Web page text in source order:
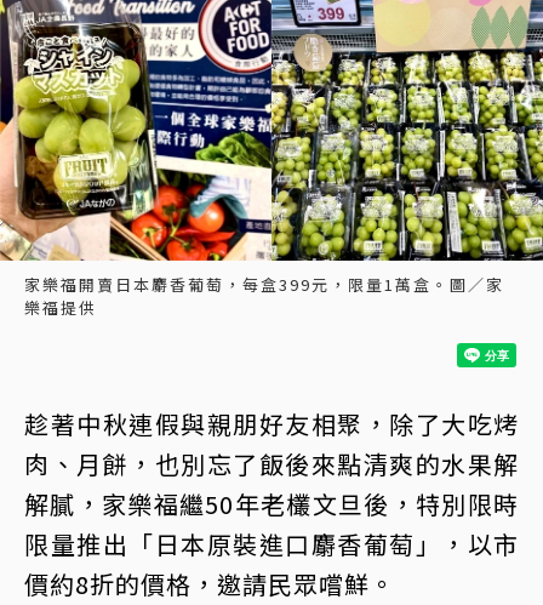
家樂福開賣日本麝香葡萄，每盒399元，限量1萬盒。圖／家
樂福提供
趁著中秋連假與親朋好友相聚，除了大吃烤
肉、月餅，也別忘了飯後來點清爽的水果解
解膩，家樂福繼50年老欉文旦後，特別限時
限量推出「日本原裝進口麝香葡萄」，以市
價約8折的價格，邀請民眾嚐鮮。